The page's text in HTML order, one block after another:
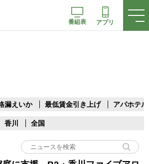
番組表 アプリ
漏えいか 最低賃金引き上げ アパホテル
香川 全国